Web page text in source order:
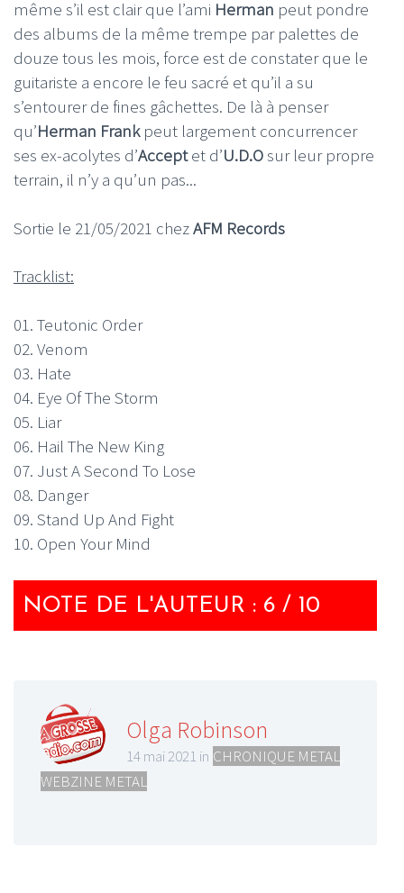
même s’il est clair que l’ami Herman peut pondre
des albums de la même trempe par palettes de
douze tous les mois, force est de constater que le
guitariste a encore le feu sacré et qu’il a su
s’entourer de fines gâchettes. De là à penser
qu’Herman Frankpeut largement concurrencer
ses ex-acolytes d’Acceptet d’U.D.Osur leur propre
terrain, il n’y a qu’un pas...
Sortie le 21/05/2021 chezAFM Records
Tracklist:
01. Teutonic Order
02. Venom
03. Hate
04. Eye Of The Storm
05. Liar
06. Hail The New King
07. Just A Second To Lose
08. Danger
09. Stand Up And Fight
10. Open Your Mind
NOTE DE L'AUTEUR : 6 / 10
Olga Robinson
14 mai 2021 in CHRONIQUE METAL
WEBZINE METAL